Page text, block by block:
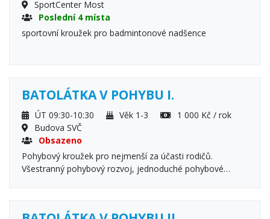
SportCenter Most
Poslední 4 místa
sportovní kroužek pro badmintonové nadšence
BATOLÁTKA V POHYBU I.
ÚT 09:30-10:30 Věk 1-3
1 000 Kč / rok
Budova SVČ
Obsazeno
Pohybový kroužek pro nejmenší za účasti rodičů.
Všestranný pohybový rozvoj, jednoduché pohybové